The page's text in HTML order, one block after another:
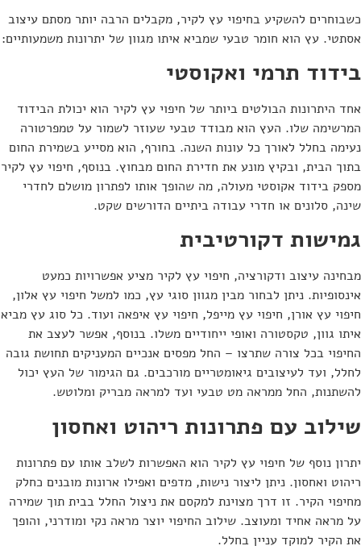
כשבוחרים להשקיע בחיפוי עץ לקיר, מקבלים הרבה יותר מסתם עיצוב
אסתטי. עץ הוא חומר טבעי שמביא איתו מגוון של יתרונות משמעותיים:
בידוד תרמי ואקוסטי
אחד היתרונות הבולטים ביותר של חיפוי עץ לקיר הוא יכולת הבידוד
המרשימה שלו. העץ הוא מבודד טבעי שעוזר לשמור על טמפרטורה
נעימה בחלל לאורך כל עונות השנה. בחורף, הוא מסייע בשמירת החום
בתוך הבית, ובקיץ מונע את חדירת החום מבחוץ. בנוסף, חיפוי עץ לקיר
מספק בידוד אקוסטי מעולה, מה שהופך אותו לפתרון מושלם לחדרי
שינה, סלונים או חדרי עבודה ביתיים הדורשים שקט.
גמישות דקורטיבית
מבחינה עיצוב ודקורציה, חיפוי עץ לקיר מציע אפשרויות כמעט
אינסופיות. ניתן לבחור מבין מגוון סוגי עץ, כמו למשל חיפוי עץ אלון,
חיפוי עץ אורן, חיפוי עץ מייפל, חיפוי עץ איפאה ועוד. כל סוג עץ מביא
איתו גוון, טקסטורה ואופי ייחודיים משלו. בנוסף, אפשר לעצב את
החיפוי בכל צורה שתרצו – החל מפסים אנכיים המעניקים תחושת גובה
לחלל, ועד לעיצובים גיאומטריים מורכבים. גם הגימור של העץ יכול
להשתנות, החל ממראה מט טבעי ועד למראה מבריק ומלוטש.
שילוב עם פתרונות ריהוט ואחסון
יתרון נוסף של חיפוי עץ לקיר הוא האפשרות לשלב אותו עם פתרונות
ריהוט ואחסון. ניתן ליצור נישות, מדפים ואפילו ארונות מובנים כחלק
מחיפוי הקיר. זו דרך מצוינת למקסם את ניצול החלל בבית תוך שמירה
על מראה אחיד ומעוצב. שילוב החיפוי יוצר מראה נקי ומודרני, והופך
את הקיר למוקד עניין בחלל.